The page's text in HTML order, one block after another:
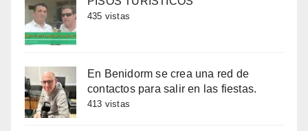
435 vistas
En Benidorm se crea una red de
contactos para salir en las fiestas.
413 vistas